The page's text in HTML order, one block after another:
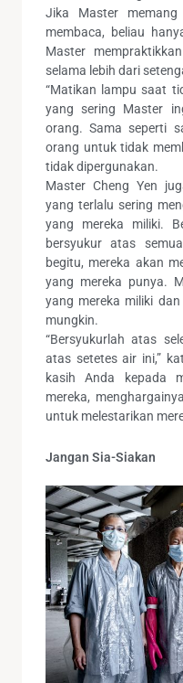
Jika Master
membaca, beliau
Master
selama lebih dari
“Matikan lampu saat
yang sering Master
orang. Sama seperti
orang untuk tidak
tidak dipergunakan.
Master Cheng Yen
yang terlalu sering
yang mereka miliki.
bersyukur atas
begitu, mereka akan
yang mereka punya.
yang mereka miliki
mungkin.
“Bersyukurlah atas
atas setetes air ini,”
kasih Anda kepada
mereka,
untuk melestarikan
Jangan Sia-Siakan